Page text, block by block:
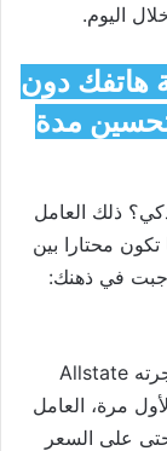
اليوم.
هاتفك دون
مدة
ذلك العامل
محتارا بين
في ذهنك:
Allstate
مرة، العامل
على السعر